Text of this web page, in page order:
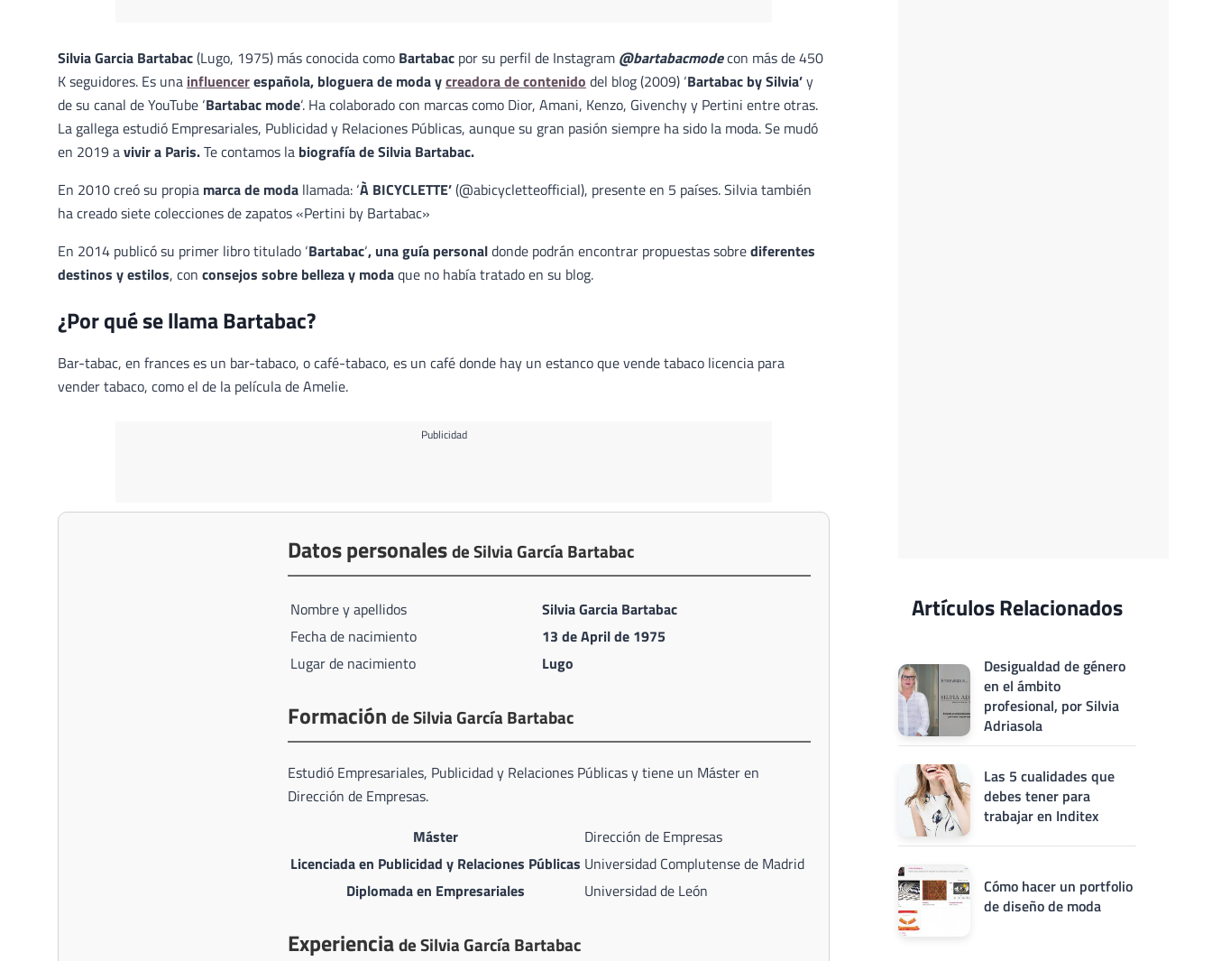
Silvia Garcia Bartabac(Lugo, 1975) más conocida como Bartabac por su perfil de Instagram @bartabacmodecon más de 450
K seguidores. Es una influencerespañola, bloguera de moda ycreadora de contenido del blog (2009) ‘Bartabac by Silvia’y
de su canal de YouTube ‘Bartabac mode‘. Ha colaborado con marcas como Dior, Amani, Kenzo, Givenchy y Pertini entre otras.
La gallega estudió Empresariales, Publicidad y Relaciones Públicas, aunque su gran pasión siempre ha sido la moda. Se mudó
en 2019 avivir a Paris.Te contamos la biografía de Silvia Bartabac.
En 2010 creó su propia marca de moda llamada: ‘À BICYCLETTE’(@abicycletteofficial), presente en 5 países. Silvia también
ha creado siete colecciones de zapatos «Pertini by Bartabac»
En 2014 publicó su primer libro titulado ‘Bartabac‘, una guía personaldonde podrán encontrar propuestas sobrediferentes
destinos y estilos, con consejos sobre belleza y modaque no había tratado en su blog.
¿Por qué se llama Bartabac?
Bar-tabac, en frances es un bar-tabaco, o café-tabaco, es un café donde hay un estanco que vende tabaco licencia para
vender tabaco, como el de la película de Amelie.
Publicidad
Datos personalesde Silvia García Bartabac
Nombre y apellidos
Silvia Garcia Bartabac
Fecha de nacimiento
13 de April de 1975
Lugar de nacimiento
Lugo
Formación de Silvia García Bartabac
Estudió Empresariales, Publicidad y Relaciones Públicas y tiene un Máster en
Dirección de Empresas.
Máster
Dirección de Empresas
Licenciada en Publicidad y Relaciones Públicas Universidad Complutense de Madrid
Diplomada en Empresariales
Universidad de León
Experienciade Silvia García Bartabac
Artículos Relacionados
Desigualdad de género
en el ámbito
profesional, por Silvia
Adriasola
Las 5 cualidades que
debes tener para
trabajar en Inditex
Cómo hacer un portfolio
de diseño de moda